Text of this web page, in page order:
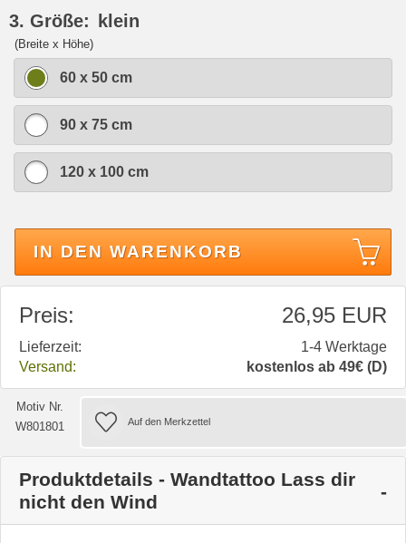
3. Größe: klein
(Breite x Höhe)
60 x 50 cm
90 x 75 cm
120 x 100 cm
IN DEN WARENKORB
Preis: 26,95 EUR
Lieferzeit:
1-4 Werktage
Versand:
kostenlos ab 49€ (D)
Motiv Nr.
W801801
Produktdetails - Wandtattoo Lass dir
nicht den Wind